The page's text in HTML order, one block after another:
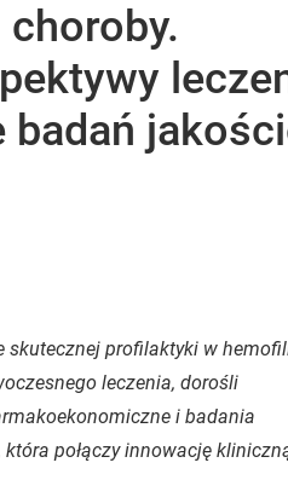
skutecznej profilaktyki w
leczenia, dorośli
i badania
połączy innowację